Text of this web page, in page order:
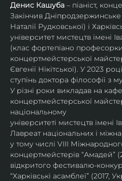
Денис Кашуба – піаніст,
Закінчив
Наталії Рудковської) і
університет мистецтв імені
(клас фортепіано
концертмейстерської
Євгенії Нікітської). У 2023
ступінь доктора філософії з
У різні роки викладав на
концертмейстерської
національному
університеті мистецтв імені
Лавреат національних і
у тому числі VIII
концертмейстерів “Амадей”
відкритого фестивалю-
“Харківські асамблеї” (2017,